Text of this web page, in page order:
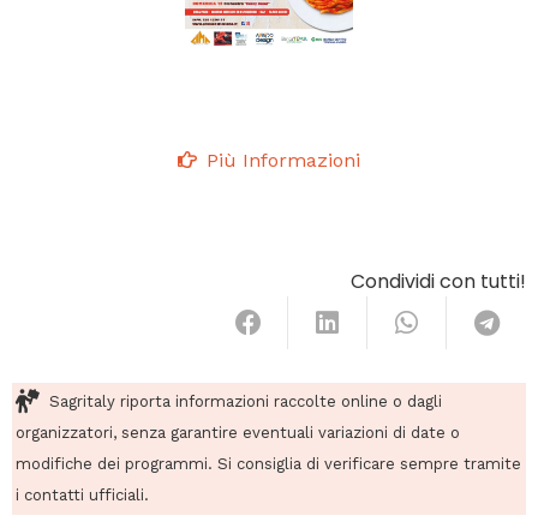
Più Informazioni
Condividi con tutti!
Sagritaly riporta informazioni raccolte online o dagli
organizzatori, senza garantire eventuali variazioni di date o
modifiche dei programmi. Si consiglia di verificare sempre tramite
i contatti ufficiali.